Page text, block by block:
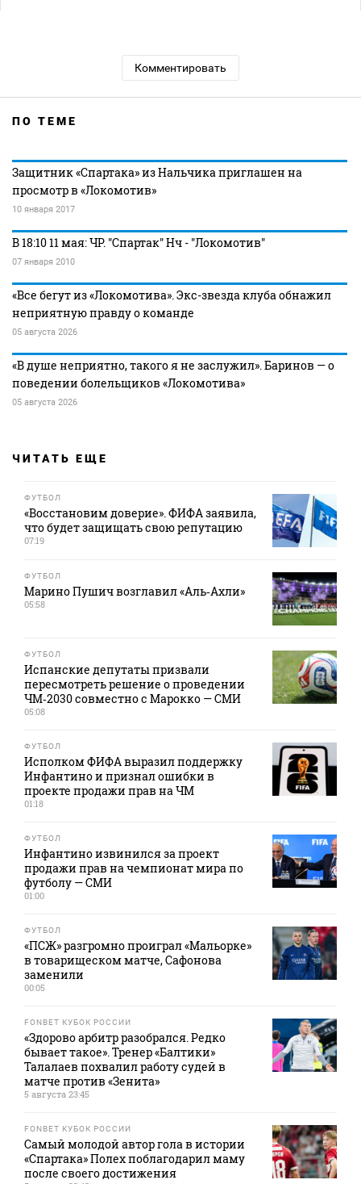
Комментировать
ПО ТЕМЕ
Защитник «Спартака» из Нальчика приглашен на
просмотр в «Локомотив»
10 января 2017
В 18:10 11 мая: ЧР. "Спартак" Нч - "Локомотив"
07 января 2010
«Все бегут из «Локомотива». Экс-звезда клуба обнажил
неприятную правду о команде
05 августа 2026
«В душе неприятно, такого я не заслужил». Баринов — о
поведении болельщиков «Локомотива»
05 августа 2026
ЧИТАТЬ ЕЩЕ
ФУТБОЛ
«Восстановим доверие». ФИФА заявила,
что будет защищать свою репутацию
07:19
ФУТБОЛ
Марино Пушич возглавил «Аль‑Ахли»
05:58
ФУТБОЛ
Испанские депутаты призвали
пересмотреть решение о проведении
ЧМ‑2030 совместно с Марокко — СМИ
05:08
ФУТБОЛ
Исполком ФИФА выразил поддержку
Инфантино и признал ошибки в
проекте продажи прав на ЧМ
01:18
ФУТБОЛ
Инфантино извинился за проект
продажи прав на чемпионат мира по
футболу — СМИ
01:00
ФУТБОЛ
«ПСЖ» разгромно проиграл «Мальорке»
в товарищеском матче, Сафонова
заменили
00:05
FONBET КУБОК РОССИИ
«Здорово арбитр разобрался. Редко
бывает такое». Тренер «Балтики»
Талалаев похвалил работу судей в
матче против «Зенита»
5 августа 23:45
FONBET КУБОК РОССИИ
Самый молодой автор гола в истории
«Спартака» Полех поблагодарил маму
после своего достижения